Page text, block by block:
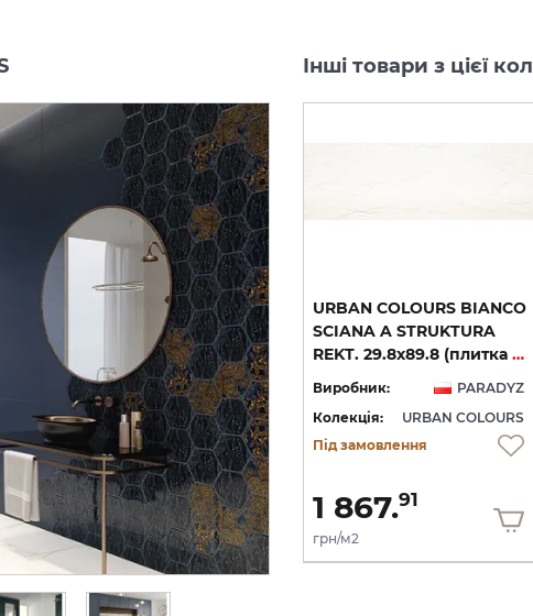
Інші товари з цієї
URBAN COLOURS GREEN
INSERTO SZKLANE
Виробник:
PARADYZ
Колекція:
URBAN COLOURS
Під замовлення
824.66
грн/шт
URBAN COLOURS BIANCO
SCIANA A STRUKTURA
REKT. 29.8х89.8 (плитка настінна)
Виробник:
PARADYZ
Колекція:
URBAN COLOURS
Під замовлення
1 867.91
грн/м2